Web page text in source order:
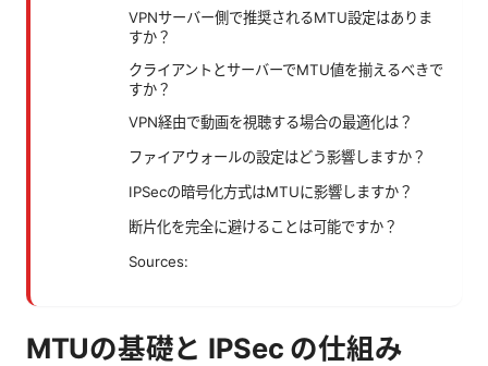
VPNサーバー側で推奨されるMTU設定はありま
すか？
クライアントとサーバーでMTU値を揃えるべきで
すか？
VPN経由で動画を視聴する場合の最適化は？
ファイアウォールの設定はどう影響しますか？
IPSecの暗号化方式はMTUに影響しますか？
断片化を完全に避けることは可能ですか？
Sources:
MTUの基礎と IPSec の仕組み